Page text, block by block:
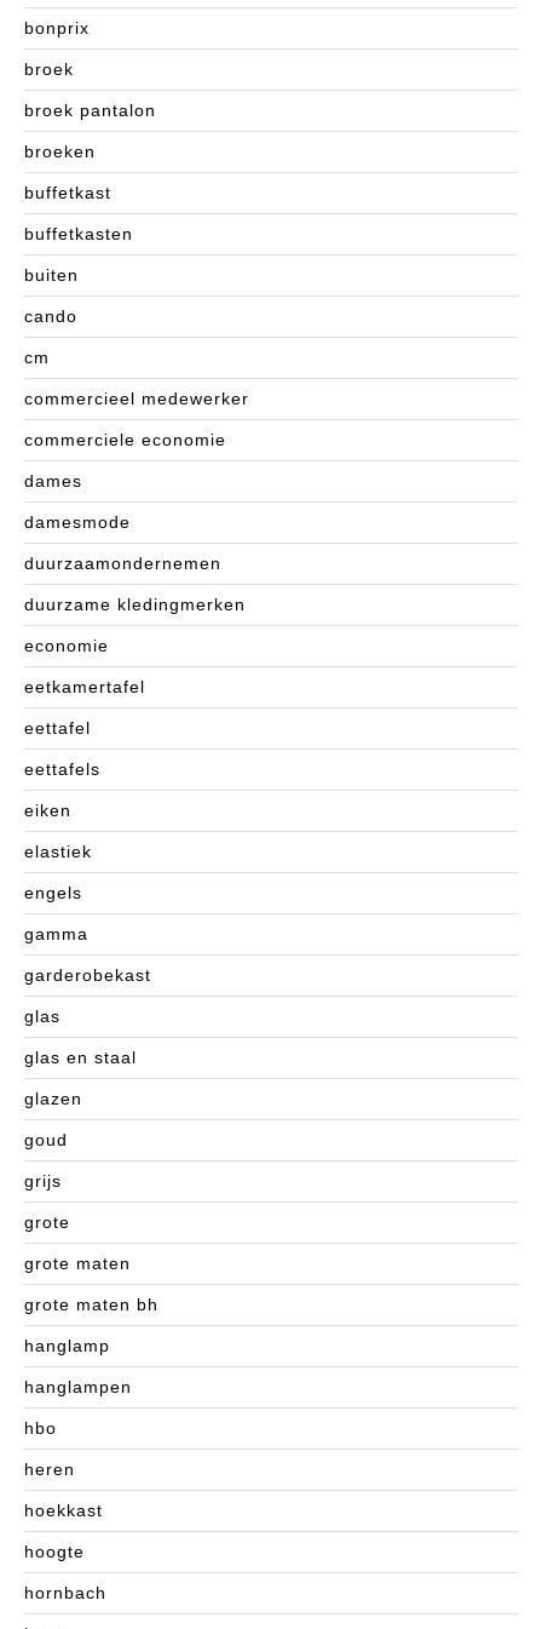
bonprix
broek
broek pantalon
broeken
buffetkast
buffetkasten
buiten
cando
cm
commercieel medewerker
commerciele economie
dames
damesmode
duurzaamondernemen
duurzame kledingmerken
economie
eetkamertafel
eettafel
eettafels
eiken
elastiek
engels
gamma
garderobekast
glas
glas en staal
glazen
goud
grijs
grote
grote maten
grote maten bh
hanglamp
hanglampen
hbo
heren
hoekkast
hoogte
hornbach